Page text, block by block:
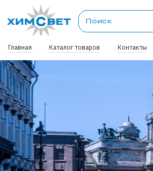
Главная Каталог товаров Контакты